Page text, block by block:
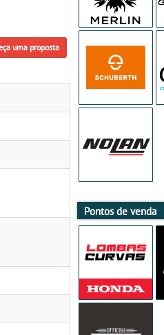
uma proposta
Pontos de venda